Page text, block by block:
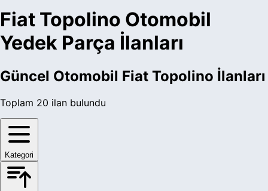
Fiat Topolino Otomobil
Yedek Parça İlanları
Güncel Otomobil Fiat Topolino İlanları
Toplam 20 ilan bulundu
Kategori